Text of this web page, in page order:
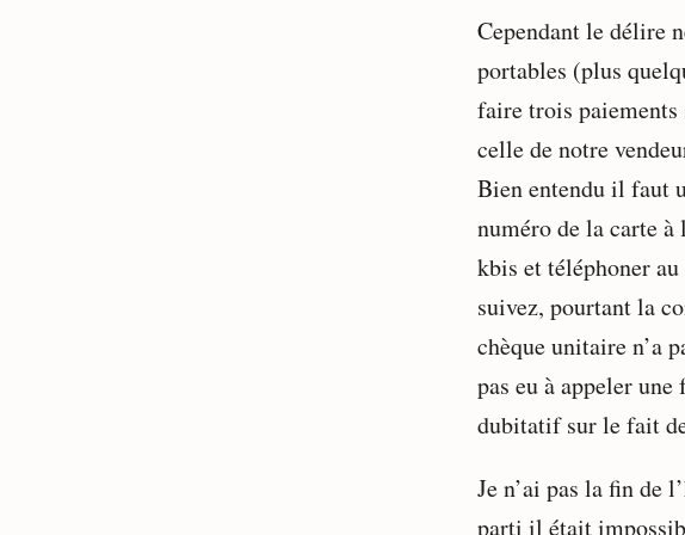
Cependant le délire
portables (plus
faire trois paiements
celle de notre
Bien entendu il faut
numéro de la carte
kbis et téléphoner
suivez, pourtant la
chèque unitaire n’a
pas eu à appeler
dubitatif sur le fait
Je n’ai pas la fin de
parti il était